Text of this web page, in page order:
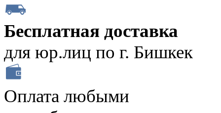
Бесплатная доставка
для юр.лиц по г. Бишкек
Оплата любыми